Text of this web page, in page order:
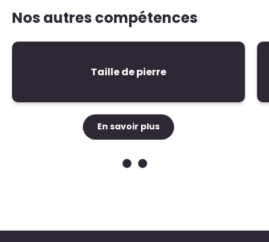
Nos autres compétences
Taille de pierre
En savoir plus